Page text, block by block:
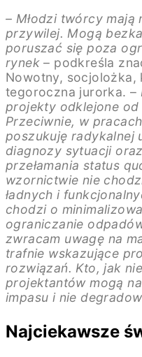
– Młodzi twórcy mają
przywilej. Mogą
poruszać się poza
rynek– podkreśla
Nowotny, socjolożka,
tegoroczna jurorka. –
projekty odklejone
Przeciwnie, w
poszukuję radykalnej
diagnozy sytuacji
przełamania status
wzornictwie nie
ładnych i
chodzi o
ograniczanie
zwracam uwagę na
trafnie wskazujące
rozwiązań. Kto, jak
projektantów mogą
impasu i nie
Najciekawsze